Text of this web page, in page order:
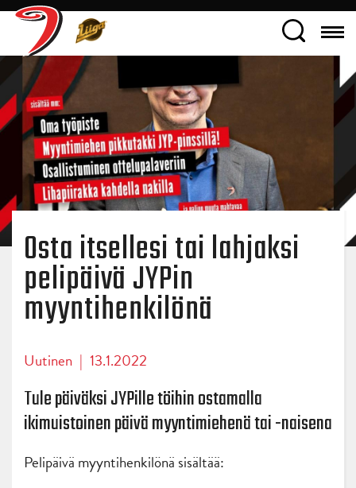
Osta itsellesi tai lahjaksi
pelipäivä JYPin
myyntihenkilönä
Uutinen | 13.1.2022
Tule päiväksi JYPille töihin ostamalla
ikimuistoinen päivä myyntimiehenä tai -naisena
Pelipäivä myyntihenkilönä sisältää: